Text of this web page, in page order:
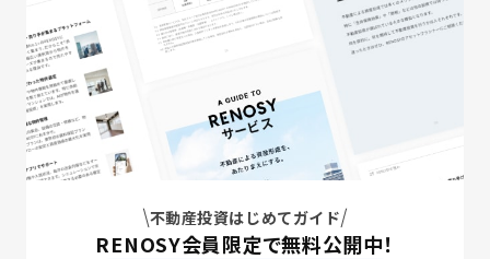
不動産投資はじめてガイド
RENOSY会員限定で無料公開中！